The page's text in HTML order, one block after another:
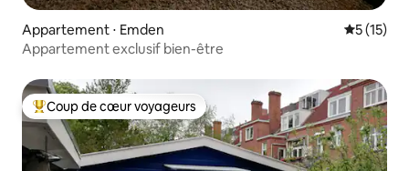
Appartement ⋅ Emden
5 (15)
Appartement exclusif bien-être
Coups de cœur voyageurs les plus appréciés
Coup de cœur voyageurs